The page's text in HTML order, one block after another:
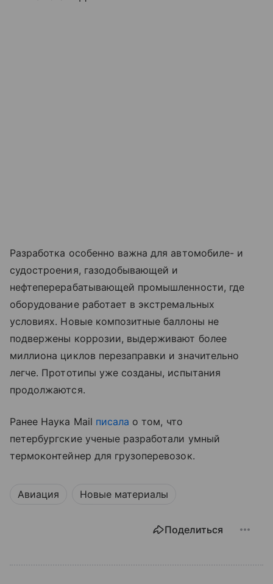
Разработка особенно важна для автомобиле- и
судостроения, газодобывающей и
нефтеперерабатывающей промышленности, где
оборудование работает в экстремальных
условиях. Новые композитные баллоны не
подвержены коррозии, выдерживают более
миллиона циклов перезаправки и значительно
легче. Прототипы уже созданы, испытания
продолжаются.
Ранее Наука Mail писала о том, что
петербургские ученые разработали умный
термоконтейнер для грузоперевозок.
Авиация Новые материалы
Поделиться